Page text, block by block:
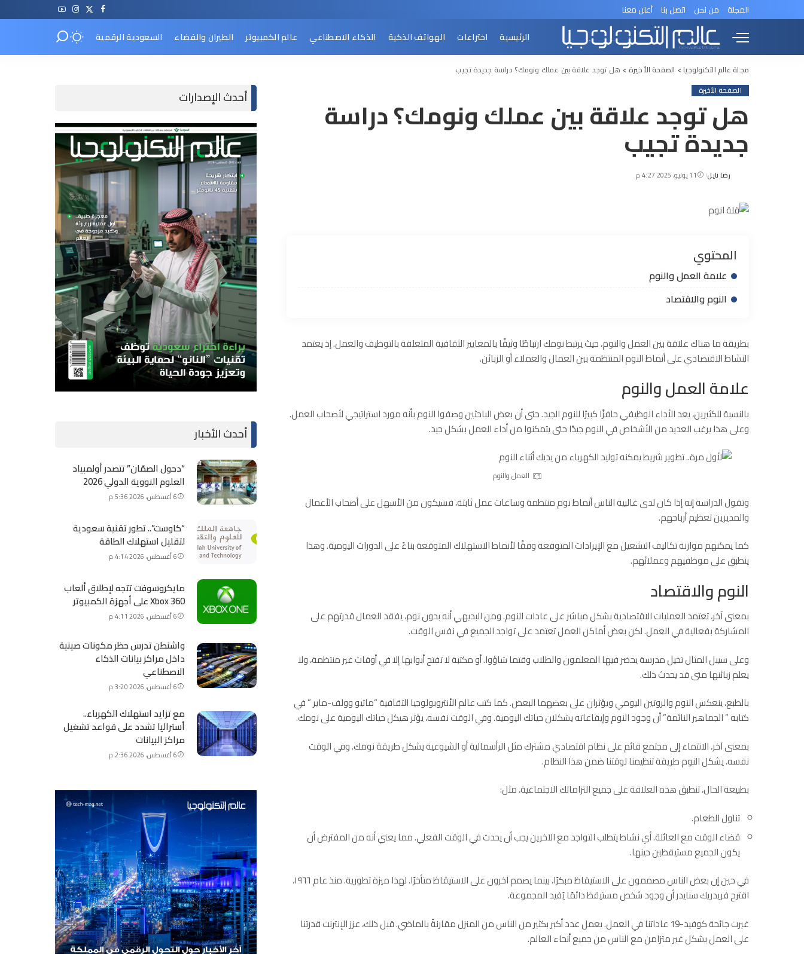
المجلة من نحن اتصل بنا أعلن معنا
الرئيسية اختراعات الهواتف الذكية الذكاء الاصطناعي عالم الكمبيوتر الطيران والفضاء السعودية الرقمية
مجلة عالم التكنولوجيا> الصفحة الأخيرة > هل توجد علاقة بين عملك ونومك؟ دراسة جديدة تجيب
الصفحة الأخيرة
هل توجد علاقة بين عملك ونومك؟ دراسة
جديدة تجيب
Posted
رضا نايل 11 يوليو، 2025 4:27 م
المحتوي
علامة العمل والنوم
النوم والاقتصاد
بطريقة ما هناك علاقة بين العمل والنوم، حيث يرتبط نومك ارتباطًا وثيقًا بالمعايير الثقافية المتعلقة بالتوظيف والعمل. إذ يعتمد
النشاط الاقتصادي على أنماط النوم المنتظمة بين العمال والعملاء أو الزبائن.
علامة العمل والنوم
بالنسبة للكثيرين، يعد الأداء الوظيفي حافزًا كبيرًا للنوم الجيد. حتى أن بعض الباحثين وصفوا النوم بأنه مورد استراتيجي لأصحاب العمل.
وعلى هذا يرغب العديد من الأشخاص في النوم جيدًا حتى يتمكنوا من أداء العمل بشكل جيد.
العمل والنوم
وتقول الدراسة إنه إذا كان لدى غالبية الناس أنماط نوم منتظمة وساعات عمل ثابتة، فسيكون من الأسهل على أصحاب الأعمال
والمديرين تعظيم أرباحهم.
كما يمكنهم موازنة تكاليف التشغيل مع الإيرادات المتوقعة وفقًا لأنماط الاستهلاك المتوقعة بناءً على الدورات اليومية. وهذا
ينطبق على موظفيهم وعملائهم.
النوم والاقتصاد
بمعنى آخر، تعتمد العمليات الاقتصادية بشكل مباشر على عادات النوم. ومن البديهي أنه بدون نوم، يفقد العمال قدرتهم على
المشاركة بفعالية في العمل. لكن بعض أماكن العمل تعتمد على تواجد الجميع في نفس الوقت.
وعلى سيبل المثال تخيل مدرسة يحضر فيها المعلمون والطلاب وقتما شاؤوا. أو مكتبة لا تفتح أبوابها إلا في أوقات غير منتظمة، ولا
يعلم زبائنها متى قد يحدث ذلك.
بالطبع، ينعكس النوم والروتين اليومي ويؤثران على بعضهما البعض. كما كتب عالم الأنثروبولوجيا الثقافية “ماثيو وولف-ماير ” في
كتابه ” الجماهير النائمة” أن وجود النوم وإيقاعاته يشكلان حياتك اليومية. وفي الوقت نفسه، يؤثر هيكل حياتك اليومية على نومك.
بمعنى آخر، الانتماء إلى مجتمع قائم على نظام اقتصادي مشترك مثل الرأسمالية أوالشيوعيةيشكل طريقة نومك. وفي الوقت
نفسه، يشكل النوم طريقة تنظيمنا لوقتنا ضمن هذا النظام.
بطبيعة الحال، تنطبق هذه العلاقة على جميع التزاماتك الاجتماعية، مثل:
تناول الطعام.
قضاء الوقت مع العائلة. أي نشاط يتطلب التواجد مع الآخرين يجب أن يحدث في الوقت الفعلي. مما يعني أنه من المفترض أن
يكون الجميع مستيقظين حينها.
في حين إن بعض الناس مصممون على الاستيقاظ مبكرًا، بينما يصمم آخرون على الاستيقاظ متأخرًا. لهذا ميزة تطورية. منذ عام ١٩٦٦،
اقترح فريدريك سنايدر أن وجود شخص مستيقظ دائمًا يُفيد المجموعة.
غيرت جائحة كوفيد-19 عاداتنا في العمل. يعمل عدد أكبر بكثير من الناس من المنزل مقارنةً بالماضي. قبل ذلك، عزز الإنترنت قدرتنا
على العمل بشكل غير متزامن مع الناس من جميع أنحاء العالم.
أحدث الإصدارات
أحدث الأخبار
“دحول الصمّان” تتصدر أولمبياد
العلوم النووية الدولي 2026
6 أغسطس، 2026 5:36 م
“كاوست”.. تطور تقنية سعودية
لتقليل استهلاك الطاقة
6 أغسطس، 2026 4:14 م
مايكروسوفت تتجه لإطلاق ألعاب
Xbox 360 على أجهزة الكمبيوتر
6 أغسطس، 2026 4:11 م
واشنطن تدرس حظر مكونات صينية
داخل مراكز بيانات الذكاء
الاصطناعي
6 أغسطس، 2026 3:20 م
مع تزايد استهلاك الكهرباء..
أستراليا تشدد على قواعد تشغيل
مراكز البيانات
6 أغسطس، 2026 2:36 م